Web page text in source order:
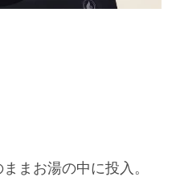
まお湯の中に投入。